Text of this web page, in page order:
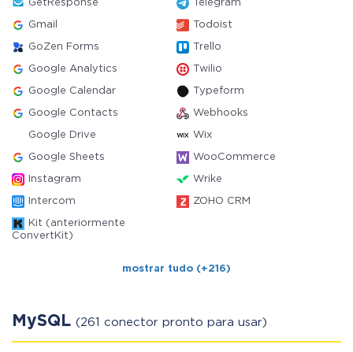
GetResponse Telegram
Gmail Todoist
GoZen Forms Trello
Google Analytics Twilio
Google Calendar Typeform
Google Contacts Webhooks
Google Drive Wix
Google Sheets WooCommerce
Instagram Wrike
Intercom ZOHO CRM
Kit (anteriormente
ConvertKit)
mostrar tudo (+216)
MySQL (261 conector pronto para usar)